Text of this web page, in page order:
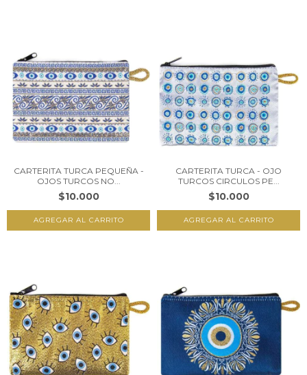
CARTERITA TURCA PEQUEÑA -
OJOS TURCOS NO...
$10.000
CARTERITA TURCA - OJO
TURCOS CIRCULOS PE...
$10.000